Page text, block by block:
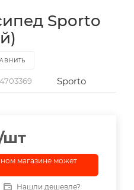
Sporto
Sporto
шт
магазине может
Нашли дешевле?